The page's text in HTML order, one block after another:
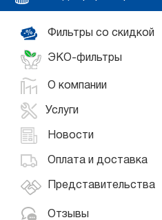
Фильтры со скидкой
ЭКО-фильтры
О компании
Услуги
Новости
Оплата и доставка
Представительства
Отзывы